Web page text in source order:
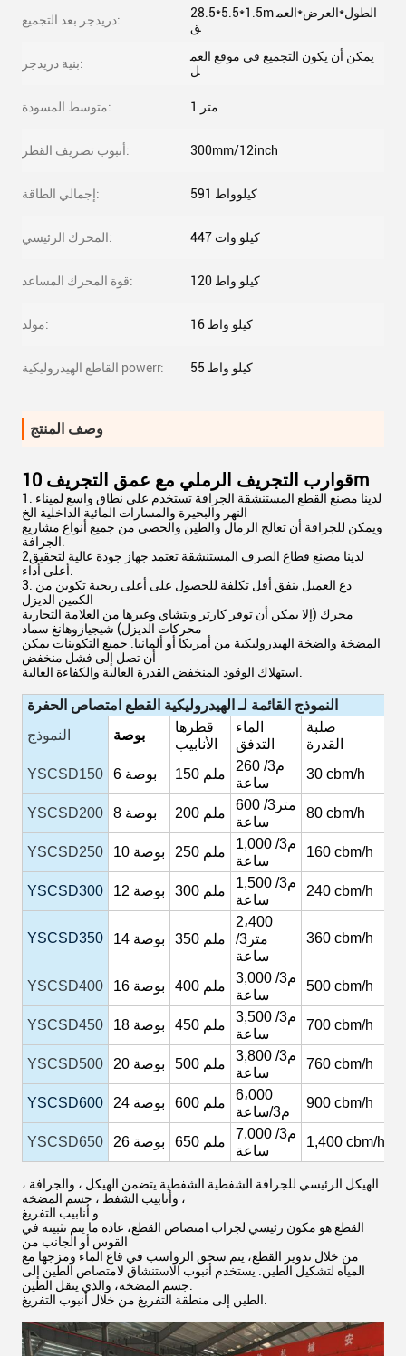
دريدجر بعد التجميع:
28.5*5.5*1.5m الطول*العرض*العم
ق
بنية دريدجر:
يمكن أن يكون التجميع في موقع العم
ل
متوسط ​​المسودة: 1 متر
أنبوب تصريف القطر: 300mm/12inch
إجمالي الطاقة: 591 كيلوواط
المحرك الرئيسي: 447 كيلو وات
قوة المحرك المساعد: 120 كيلو واط
مولد: 16 كيلو واط
القاطع الهيدروليكية powerr: 55 كيلو واط
وصف المنتج
قوارب التجريف الرملي مع عمق التجريف 10m
1. لدينا مصنع القطع المستنشقة الجرافة تستخدم على نطاق واسع لميناء
النهر والبحيرة والمسارات المائية الداخلية الخ
ويمكن للجرافة أن تعالج الرمال والطين والحصى من جميع أنواع مشاريع
الجرافة.
2لدينا مصنع قطاع الصرف المستنشقة تعتمد جهاز جودة عالية لتحقيق
أعلى أداء.
3. دع العميل ينفق أقل تكلفة للحصول على أعلى ربحية تكوين من
الكمين الديزل
محرك (إلا يمكن أن توفر كارتر ويتشاي وغيرها من العلامة التجارية
محركات الديزل) شيجيازوهانغ سماد
المضخة والضخة الهيدروليكية من أمريكا أو ألمانيا. جميع التكوينات يمكن
أن تصل إلى فشل منخفض
استهلاك الوقود المنخفض القدرة العالية والكفاءة العالية.
النموذج القائمة لـ الهيدروليكية القطع امتصاص الحفرة
النموذج
بوصة
قطرها
الأنابيب
الماء
التدفق
صلبة
القدرة
YSCSD150
6 بوصة 150 ملم
260 م3/
ساعة
30 cbm/h
YSCSD200 8 بوصة 200 ملم
600 متر3/
ساعة
80 cbm/h
YSCSD250 10 بوصة 250 ملم
1,000 م3/
ساعة
160 cbm/h
YSCSD300 12 بوصة 300 ملم
1,500 م3/
ساعة
240 cbm/h
YSCSD350 14 بوصة 350 ملم
2،400
متر3/
ساعة
360 cbm/h
YSCSD400 16 بوصة 400 ملم
3,000 م3/
ساعة
500 cbm/h
YSCSD450 18 بوصة 450 ملم
3,500 م3/
ساعة
700 cbm/h
YSCSD500 20 بوصة 500 ملم
3,800 م3/
ساعة
760 cbm/h
YSCSD600 24 بوصة 600 ملم
6،000
م3/ساعة
900 cbm/h
YSCSD650
26 بوصة 650 ملم
7,000 م3/
ساعة
1,400 cbm/h
الهيكل الرئيسي للجرافة الشفطية الشفطية يتضمن الهيكل ، والجرافة ،
وأنابيب الشفط ، جسم المضخة ،
و أنابيب التفريغ
القطع هو مكون رئيسي لجراب امتصاص القطع، عادة ما يتم تثبيته في
القوس أو الجانب من
من خلال تدوير القطع، يتم سحق الرواسب في قاع الماء ومزجها مع
المياه لتشكيل الطين. يستخدم أنبوب الاستنشاق لامتصاص الطين إلى
جسم المضخة، والذي ينقل الطين.
الطين إلى منطقة التفريغ من خلال أنبوب التفريغ.